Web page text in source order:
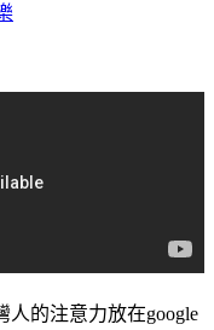
的注意力放在google